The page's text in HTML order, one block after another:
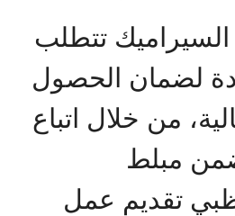
تتطلب
لضمان الحصول
من خلال اتباع
مبلط
تقديم عمل